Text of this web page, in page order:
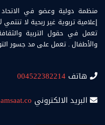
منظمة دولية وعضو في الاتحاد
إعلامية تربوية غير ربحية لا
تعمل في حقول التربية
والأطفال . تعمل على مد جسور
هاتف 004522382214
البريد الالكتروني